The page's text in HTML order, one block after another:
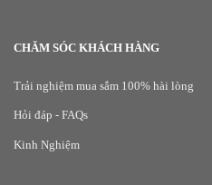
CHĂM SÓC KHÁCH HÀNG
Trải nghiệm mua sắm 100% hài lòng
Hỏi đáp - FAQs
Kinh Nghiệm